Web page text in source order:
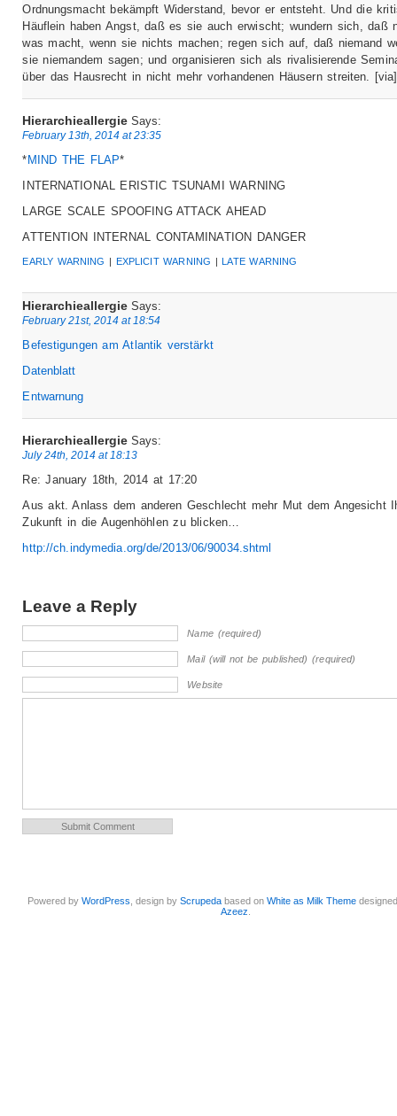
Ordnungsmacht bekämpft Widerstand, bevor er entsteht. Und die
Häuflein haben Angst, daß es sie auch erwischt; wundern sich, daß
was macht, wenn sie nichts machen; regen sich auf, daß niemand
sie niemandem sagen; und organisieren sich als rivalisierende
über das Hausrecht in nicht mehr vorhandenen Häusern streiten.
Hierarchieallergie Says:
February 13th, 2014 at 23:35
* MIND THE FLAP*
INTERNATIONAL ERISTIC TSUNAMI WARNING
LARGE SCALE SPOOFING ATTACK AHEAD
ATTENTION INTERNAL CONTAMINATION DANGER
EARLY WARNING | EXPLICIT WARNING |LATE WARNING
Hierarchieallergie Says:
February 21st, 2014 at 18:54
Befestigungen am Atlantik verstärkt
Datenblatt
Entwarnung
Hierarchieallergie Says:
July 24th, 2014 at 18:13
Re: January 18th, 2014 at 17:20
Aus akt. Anlass dem anderen Geschlecht mehr Mut dem Angesicht
Zukunft in die Augenhöhlen zu blicken…
http://ch.indymedia.org/de/2013/06/90034.shtml
Leave a Reply
Name (required)
Mail (will not be published) (required)
Website
Powered byWordPress , design byScrupeda based onWhite as Milk Theme
Azeez